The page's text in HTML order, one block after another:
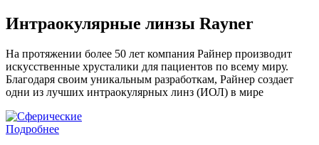
Интраокулярные линзы Rayner
На протяжении более 50 лет компания Райнер производит
искусственные хрусталики для пациентов по всему миру.
Благодаря своим уникальным разработкам, Райнер создает
одни из лучших интраокулярных линз (ИОЛ) в мире
Подробнее